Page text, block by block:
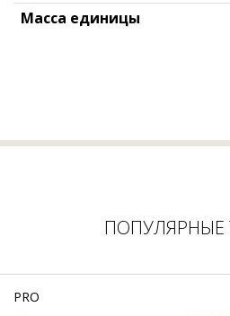
Масса единицы
ПОПУЛЯРНЫЕ
PRO